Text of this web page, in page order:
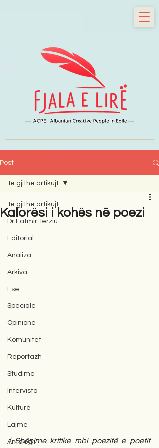
Post
Të gjithë artikujt
Dr Fatmir Terziu
Editorial
Analiza
Arkiva
Ese
Speciale
Opinione
Komunitet
Reportazh
Studime
Intervista
Kulturë
Lajme
Antologji
Të gjithë artikujt
Kalorësi i kohës në poezi
( Shënime kritike mbi poezitë e poetit